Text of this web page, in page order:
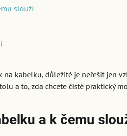
slouží
na kabelku, důležité je neřešit jen
a to, zda chcete čistě praktický
a k čemu